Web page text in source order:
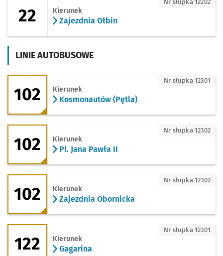
22 Kierunek
Zajezdnia Ołbin
Nr słupka 12202
LINIE AUTOBUSOWE
102 - kierunek Kosmonautów (Pętla)
102 Kierunek
Kosmonautów (Pętla)
Nr słupka 12301
102 - kierunek Pl. Jana Pawła II
102 Kierunek
Pl. Jana Pawła II
Nr słupka 12302
102 - kierunek Zajezdnia Obornicka
102 Kierunek
Zajezdnia Obornicka
Nr słupka 12302
122 - kierunek Gagarina
122 Kierunek
Gagarina
Nr słupka 12301